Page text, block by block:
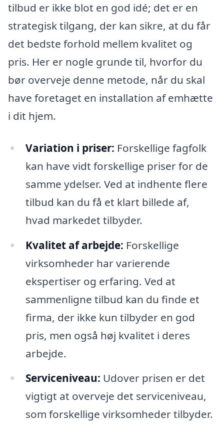
tilbud er ikke blot en god idé; det er en
strategisk tilgang, der kan sikre, at du får
det bedste forhold mellem kvalitet og
pris. Her er nogle grunde til, hvorfor du
bør overveje denne metode, når du skal
have foretaget en installation af emhætte
i dit hjem.
Variation i priser: Forskellige fagfolk
kan have vidt forskellige priser for de
samme ydelser. Ved at indhente flere
tilbud kan du få et klart billede af,
hvad markedet tilbyder.
Kvalitet af arbejde: Forskellige
virksomheder har varierende
ekspertiser og erfaring. Ved at
sammenligne tilbud kan du finde et
firma, der ikke kun tilbyder en god
pris, men også høj kvalitet i deres
arbejde.
Serviceniveau: Udover prisen er det
vigtigt at overveje det serviceniveau,
som forskellige virksomheder tilbyder.